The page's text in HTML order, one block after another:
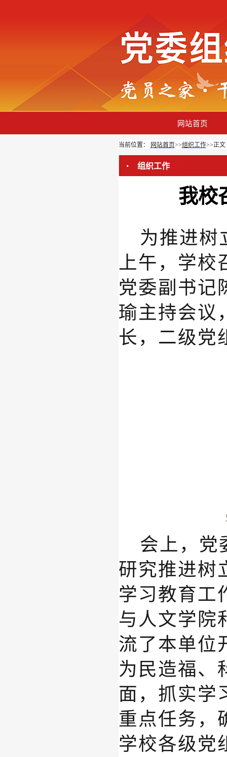
网站首页
当前位置： 网站首页>>组织工作>>正文
组织工作
我校
为推进树
上午 ， 学校
党委副 书记
瑜主持会议
长，二级党
会上， 党
研究推进树
学习教育工
与人文学院
流了本单位
为民造福、
面，抓实学
重点任务，
学校各级党